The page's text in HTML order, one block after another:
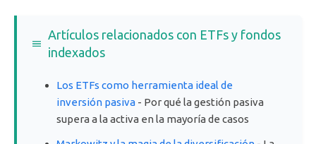
Artículos relacionados con ETFs y fondos
indexados
Los ETFs como herramienta ideal de
inversión pasiva - Por qué la gestión pasiva
supera a la activa en la mayoría de casos